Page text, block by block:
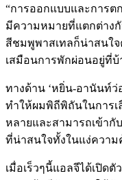
“การออกแบบและการต
มีความหมายที่แตกต่าง
สีชมพูพาสเทลก็น่าสนใจ
เสมือนการพักผ่อนอยู่ที่
ทางด้าน ‘หยิ่น-อานันท์ว่
ทำให้ผมพิถีพิถันในการเ
หลายและสามารถเข้ากั
ที่น่าสนใจทั้งในแง่ควา
เมื่อเร็วๆนี้แอลจีได้เปิด